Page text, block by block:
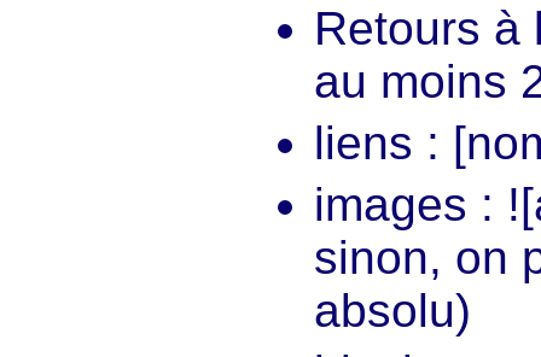
Retours à
au moins
liens :
images :
sinon, on
absolu)